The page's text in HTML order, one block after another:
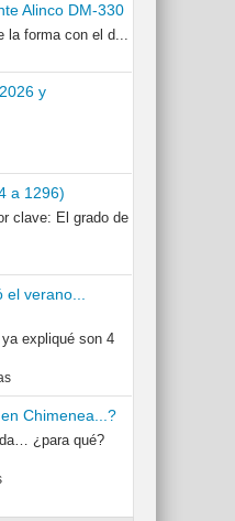
Alinco DM-330
la forma con el d...
y
a 1296)
clave: El grado de
verano...
expliqué son 4
Chimenea...?
¿para qué?